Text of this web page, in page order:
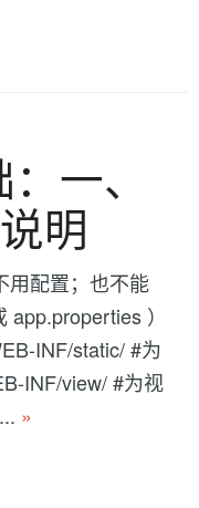
一、
明
用配置；也不能
）
INF/static/ #为
INF/view/ #为视
»